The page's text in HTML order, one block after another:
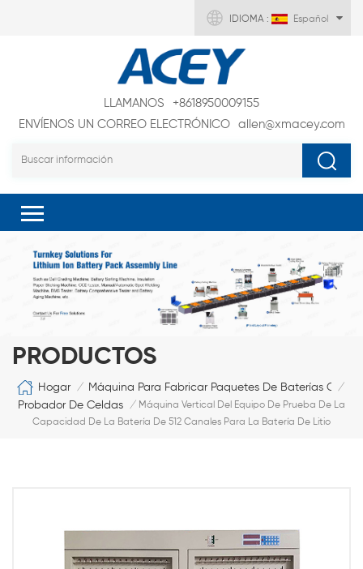
IDIOMA : Español
LLAMANOS
+8618950009155
ENVÍENOS UN CORREO ELECTRÓNICO
allen@xmacey.com
PRODUCTOS
Hogar / Máquina Para Fabricar Paquetes De Baterías /
Probador De Celdas / Máquina Vertical Del Equipo De Prueba De La
Capacidad De La Batería De 512 Canales Para La Batería De Litio